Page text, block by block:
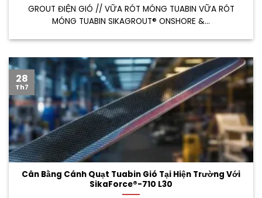
GROUT ĐIỆN GIÓ // VỮA RÓT MÓNG TUABIN VỮA RÓT
MÓNG TUABIN SIKAGROUT® ONSHORE &...
Cân Bằng Cánh Quạt Tuabin Gió Tại Hiện Trường Với
SikaForce®-710 L30
28
Th7